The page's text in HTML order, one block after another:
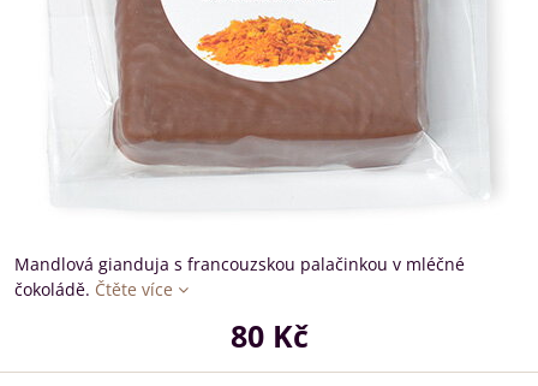
Mandlová gianduja s francouzskou palačinkou v mléčné
čokoládě. Čtěte více
80 Kč